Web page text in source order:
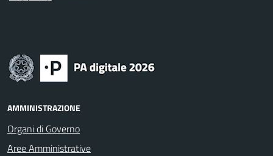
AMMINISTRAZIONE
Organi di Governo
Aree Amministrative